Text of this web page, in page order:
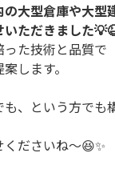
の大型倉庫や大型
ただきました
た技術と品質で
します。
、という方でも
ださいね〜😆✨